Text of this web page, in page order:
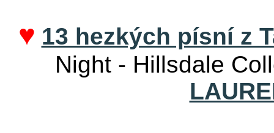
♥ 13 hezkých písní z
Night - Hillsdale